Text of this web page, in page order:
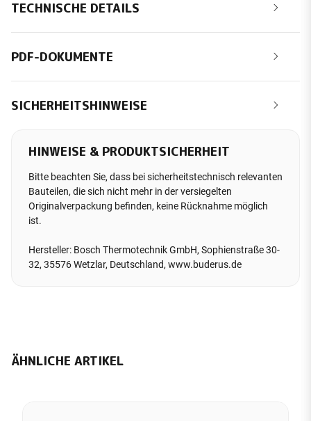
TECHNISCHE DETAILS
PDF-DOKUMENTE
SICHERHEITSHINWEISE
HINWEISE & PRODUKTSICHERHEIT
Bitte beachten Sie, dass bei sicherheitstechnisch relevanten
Bauteilen, die sich nicht mehr in der versiegelten
Originalverpackung befinden, keine Rücknahme möglich
ist.
Hersteller: Bosch Thermotechnik GmbH, Sophienstraße 30-
32, 35576 Wetzlar, Deutschland, www.buderus.de
ÄHNLICHE ARTIKEL